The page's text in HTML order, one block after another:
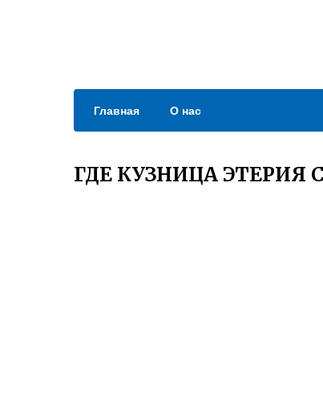
Главная О нас
ГДЕ КУЗНИЦА ЭТЕРИЯ